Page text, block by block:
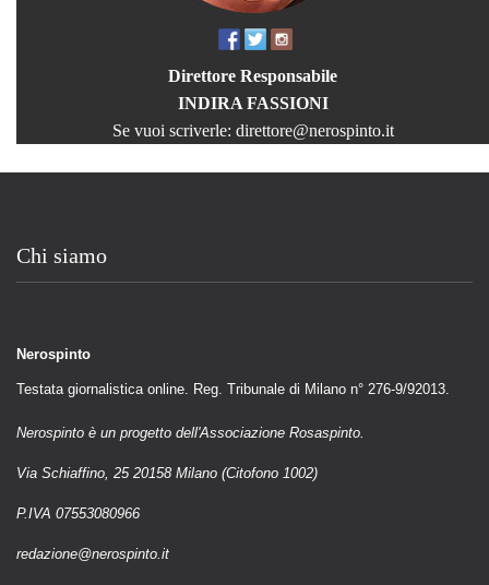
Direttore Responsabile
INDIRA FASSIONI
Se vuoi scriverle: direttore@nerospinto.it
Chi siamo
Nerospinto
Testata giornalistica online. Reg. Tribunale di Milano n° 276-9/92013.
Nerospinto è un progetto dell'Associazione Rosaspinto.
Via Schiaffino, 25 20158 Milano (Citofono 1002)
P.IVA 07553080966
redazione@nerospinto.it